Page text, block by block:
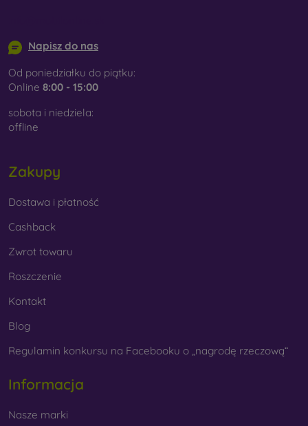
Napisz do nas
Od poniedziałku do piątku:
Online 8:00 - 15:00
sobota i niedziela:
offline
Zakupy
Dostawa i płatność
Cashback
Zwrot towaru
Roszczenie
Kontakt
Blog
Regulamin konkursu na Facebooku o „nagrodę rzeczową“
Informacja
Nasze marki